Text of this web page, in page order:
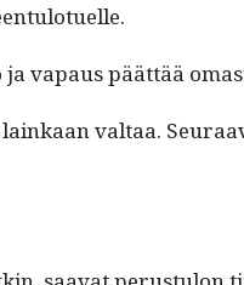
vapaus päät­tää
val­taa.